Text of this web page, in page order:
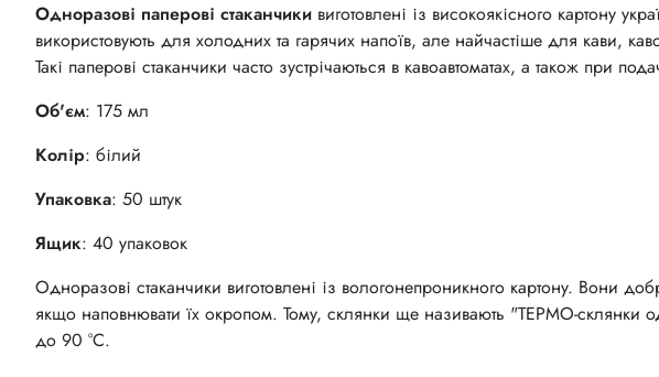
Одноразові паперові стаканчики виготовлені із високоякісного картону
використовують для холодних та гарячих напоїв, але найчастіше для кави,
Такі паперові стаканчики часто зустрічаються в кавоавтоматах, а також при
Об'єм: 175 мл
Колір: білий
Упаковка: 50 штук
Ящик: 40 упаковок
Одноразові стаканчики виготовлені із вологонепроникного картону. Вони
якщо наповнювати їх окропом. Тому, склянки ще називають "ТЕРМО-склянки
до 90 °С.